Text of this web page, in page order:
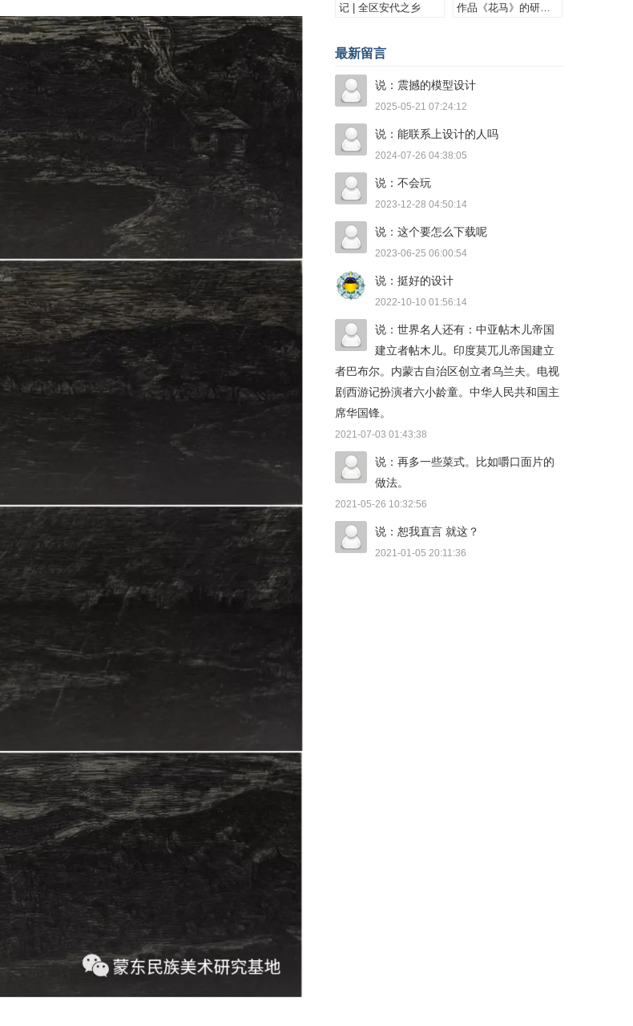
记 | 全区安代之乡
作品《花马》的研究
最新留言
说：震撼的模型设计
2025-05-21 07:24:12
说：能联系上设计的人吗
2024-07-26 04:38:05
说：不会玩
2023-12-28 04:50:14
说：这个要怎么下载呢
2023-06-25 06:00:54
说：挺好的设计
2022-10-10 01:56:14
说：世界名人还有：中亚帖木儿帝国
建立者帖木儿。印度莫兀儿帝国建立
者巴布尔。内蒙古自治区创立者乌兰夫。电视
剧西游记扮演者六小龄童。中华人民共和国主
席华国锋。
2021-07-03 01:43:38
说：再多一些菜式。比如嚼口面片的
做法。
2021-05-26 10:32:56
说：恕我直言 就这？
2021-01-05 20:11:36